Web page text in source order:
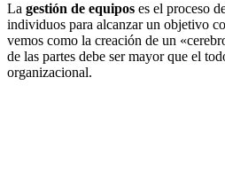
La gestión de equipos es el proceso
individuos para alcanzar un objetivo
vemos como la creación de un
de las partes debe ser mayor que el
organizacional.